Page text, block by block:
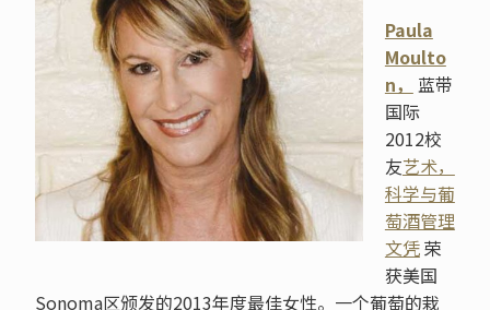
Paula
Moulto
n， 蓝带
国际
2012校
友艺术，
科学与葡
萄酒管理
文凭荣
获美国
Sonoma区颁发的2013年度最佳女性。一个葡萄的栽